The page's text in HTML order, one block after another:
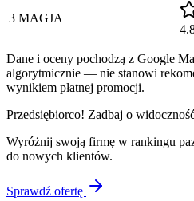
3 MAGJA
Dane i oceny pochodzą z Google
algorytmicznie — nie stanowi
wynikiem płatnej promocji.
Przedsiębiorco! Zadbaj o
Wyróżnij swoją firmę w rankingu
do nowych klientów.
Sprawdź ofertę